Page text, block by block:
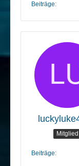
Beiträge
Mitglied
Beiträge